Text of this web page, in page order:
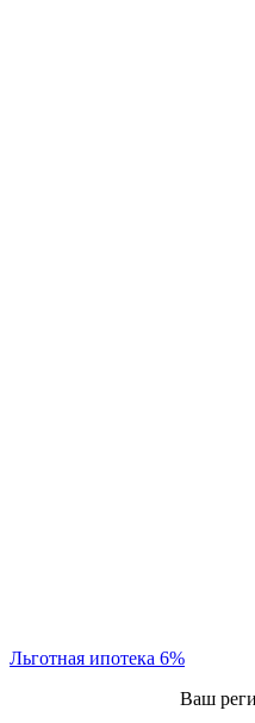
Льготная ипотека 6%
Ваш